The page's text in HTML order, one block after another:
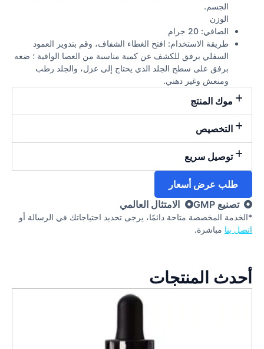
الجسم.
الوزن
الصافي: 20 جرام
طريقة الاستخدام: افتح الغطاء الشفاف، وقم بتدوير العمود
السفلي برفق للكشف عن كمية مناسبة من العصا الواقية ؛ ضعه
برفق على سطح الجلد الذي يحتاج إلى عزل، والجلد رطب
ومنعش وغير دهني.
موك المنتج
التخصيص
توصيل سريع
طلب عرض أسعار
تصنيع GMP
الامتثال العالمي
*الخدمة المخصصة متاحة دائمًا، يرجى تحديد احتياجاتك في الرسالة أو
اتصل بنا مباشرة.
أحدث المنتجات